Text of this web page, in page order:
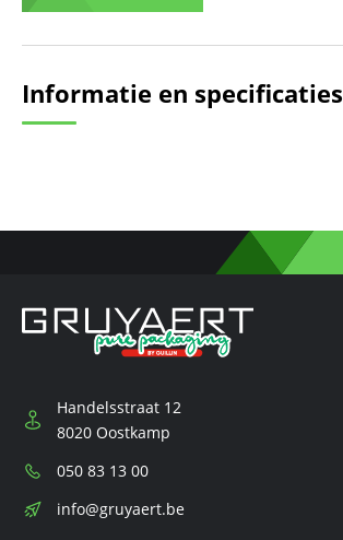
Informatie en specificaties
Handelsstraat 12
8020 Oostkamp
Telefoon:
050 83 13 00
E-
info@gruyaert.be